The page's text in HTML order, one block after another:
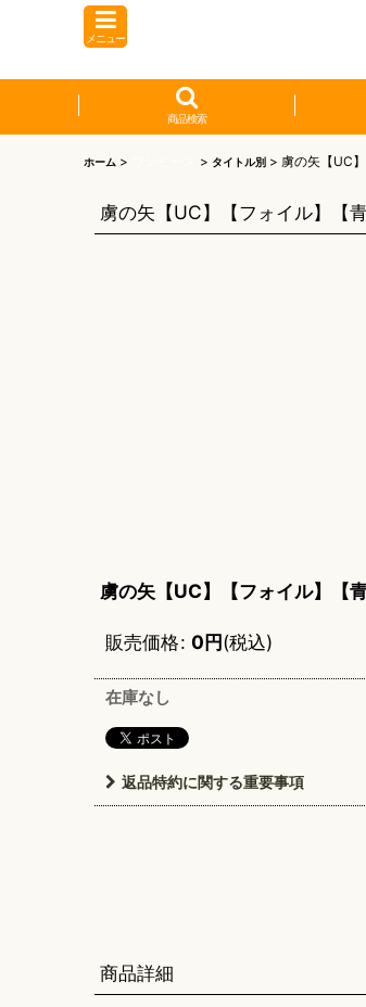
メニュー
商品検索
ホーム > > タイトル別 > 虜の矢【UC
虜の矢【UC】【フォイル】【青
虜の矢【UC】【フォイル】【青
販売価格: 0円(税込)
在庫なし
返品特約に関する重要事項
商品詳細